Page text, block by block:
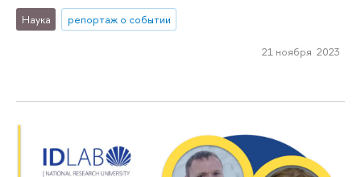
Наука репортаж о событии
21 ноября 2023